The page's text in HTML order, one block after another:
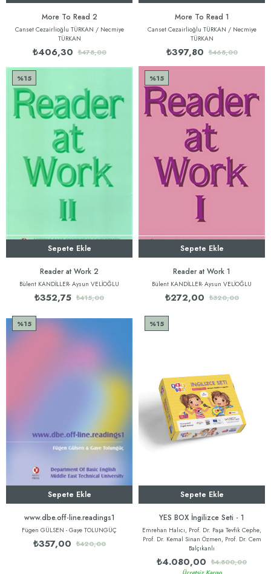
More To Read 2
Canset Cezairlioğlu TÜRKAN / Necmiye
TÜRKAN
₺406,30 ₺478,00
More To Read 1
Canset Cezairlioğlu TÜRKAN / Necmiye
TÜRKAN
₺397,80 ₺468,00
Sepete Ekle
Reader at Work 2
Bülent KANDİLLER- Aysun VELİOĞLU
₺352,75 ₺415,00
%15
Sepete Ekle
Reader at Work 1
Bülent KANDİLLER- Aysun VELİOĞLU
₺272,00 ₺320,00
%15
Sepete Ekle
www.dbe.off-line.readings1
Fügen GÜLSEN - Gaye TOLUNGÜÇ
₺357,00 ₺420,00
%15
Sepete Ekle
YES BOX İngilizce Seti - 1
Emrehan Halıcı, Prof. Dr. Paşa Tevfik Cephe,
Prof. Dr. Kemal Sinan Özmen, Prof. Dr. Cem
Balçıkanlı
₺4.080,00 ₺4.800,00
%15